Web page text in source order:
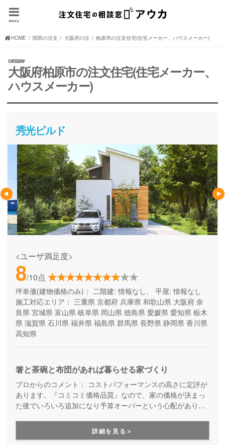
menu
HOME 関西の注文住宅(住宅メーカー、ハウスメーカー)
大阪府の注文住宅(住宅メーカー、ハウスメーカー)
柏原市の注文住宅(住宅メーカー、ハウスメーカー)
大阪府柏原市の注文住宅(住宅メーカー、
ハウスメーカー)
秀光ビルド
<ユーザ満足度>
8/10点
坪単価(建物価格のみ)： 二階建: 情報なし、 平屋: 情報なし
施工対応エリア： 三重県 京都府 兵庫県 和歌山県 大阪府 奈
良県 宮城県 富山県 岐阜県 岡山県 徳島県 愛媛県 愛知県 栃木
県 滋賀県 石川県 福井県 福島県 群馬県 長野県 静岡県 香川県
高知県
箸と茶碗と布団があれば暮らせる家づくり
プロからのコメント： コストパフォーマンスの高さに定評が
あります。『コミコミ価格品質』なので、家の価格が決まっ
た後でいろいろ追加になり予算オーバーという心配がありま
詳細を見る＞